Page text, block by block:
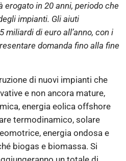
in 20 anni, periodo che
impianti. Gli aiuti
miliardi di euro all’anno, con i
domanda fino alla fine
di nuovi impianti che
e non ancora mature,
energia eolica offshore
termodinamico, solare
energia ondosa e
biogas e biomassa. Si